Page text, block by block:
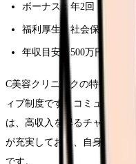
ボーナス：年2回（計2〜3
福利厚生：社会保険完備
年収目安：500万円〜700万
C美容クリニックの特徴は、
ィブ制度です。コミュニケ
は、高収入を得るチャンスが
が充実しており、自身も美容
です。